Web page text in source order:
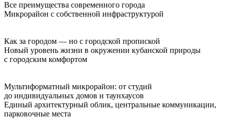
Все преимущества современного города
Микрорайон с собственной инфраструктурой
Как за городом — но с городской пропиской
Новый уровень жизни в окружении кубанской природы
с городским комфортом
Мультиформатный микрорайон: от студий
до индивидуальных домов и таунхаусов
Единый архитектурный облик, центральные коммуникации,
парковочные места